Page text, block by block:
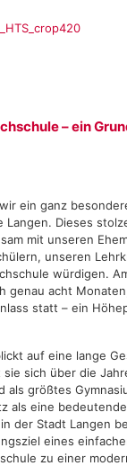
– ein
ein ganz
Langen. Dieses
mit unseren
unseren
würdigen.
genau acht
statt – ein
auf eine lange
sich über die
größtes
als eine bedeutende
der Stadt Langen
eines
zu einer